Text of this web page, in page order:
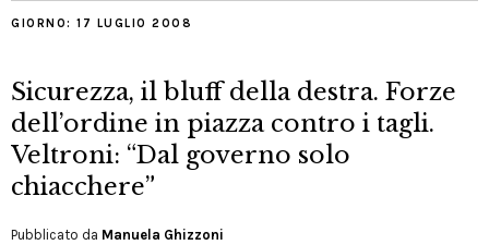
GIORNO: 17 LUGLIO 2008
Sicurezza, il bluff della destra. Forze
dell’ordine in piazza contro i tagli.
Veltroni: “Dal governo solo
chiacchere”
Pubblicato da Manuela Ghizzoni